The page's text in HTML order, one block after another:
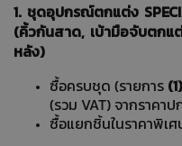
1. ชุดอุปกรณ์ตกแต่ง
(คิ้วกันสาด, เบ้ามือจับตกแ
หลัง)
ซื้อครบชุด (รายการ (1)
(รวม VAT) จากราคาป
ซื้อแยกชิ้นในราคาพิเศ